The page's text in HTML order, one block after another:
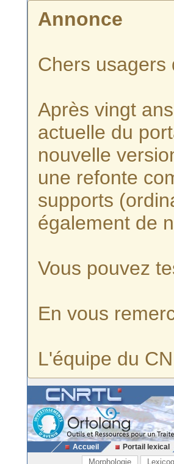
Annonce
Chers usagers
Après vingt
actuelle du
nouvelle
une refonte
supports
également de
Vous pouvez
En vous
L'équipe du
Accueil Portail lexical
Morphologie